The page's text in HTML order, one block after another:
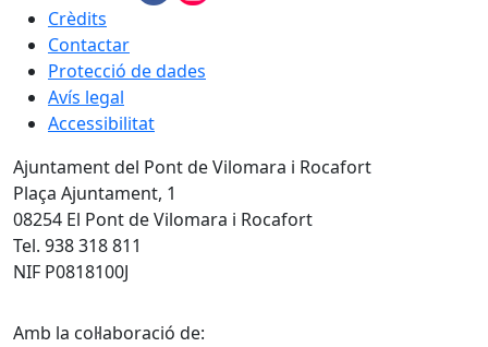
Crèdits
Contactar
Protecció de dades
Avís legal
Accessibilitat
Ajuntament del Pont de Vilomara i Rocafort
Plaça Ajuntament, 1
08254 El Pont de Vilomara i Rocafort
Tel. 938 318 811
NIF P0818100J
Amb la col·laboració de: